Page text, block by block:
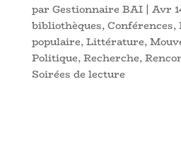
par Gestionnaire BAI| Avr
bibliothèques,Conférences,
populaire,Littérature,
Politique,Recherche,
Soirées de lecture